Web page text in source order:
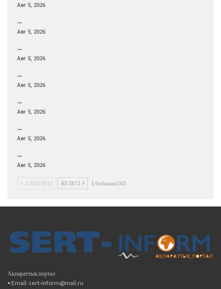
Авг 5, 2026
…
Авг 5, 2026
…
Авг 5, 2026
…
Авг 5, 2026
…
Авг 5, 2026
…
Авг 5, 2026
…
Авг 5, 2026
АЛДЫҢҒЫ КЕЛЕСІ 1 бойынша165
Ақпараттық портал
• Email: sert-inform@mail.ru